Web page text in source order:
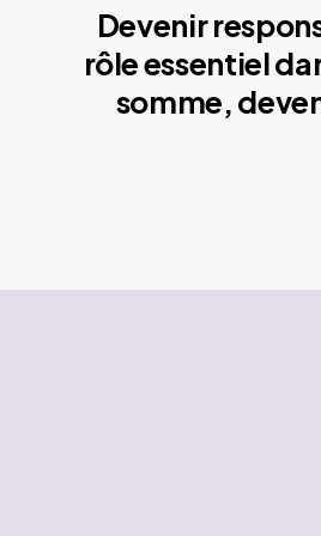
Devenir
rôle essentiel
somme,